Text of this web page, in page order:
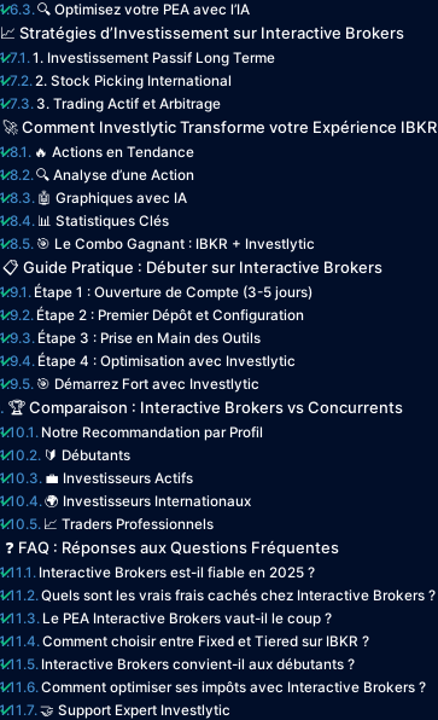
🔍 Optimisez votre PEA avec l’IA
📈 Stratégies d’Investissement sur Interactive Brokers
1. Investissement Passif Long Terme
2. Stock Picking International
3. Trading Actif et Arbitrage
🚀 Comment Investlytic Transforme votre Expérience IBKR
🔥 Actions en Tendance
🔍 Analyse d’une Action
🤖 Graphiques avec IA
📊 Statistiques Clés
🎯 Le Combo Gagnant : IBKR + Investlytic
📋 Guide Pratique : Débuter sur Interactive Brokers
Étape 1 : Ouverture de Compte (3-5 jours)
Étape 2 : Premier Dépôt et Configuration
Étape 3 : Prise en Main des Outils
Étape 4 : Optimisation avec Investlytic
🎯 Démarrez Fort avec Investlytic
🏆 Comparaison : Interactive Brokers vs Concurrents
Notre Recommandation par Profil
🔰 Débutants
💼 Investisseurs Actifs
🌍 Investisseurs Internationaux
📈 Traders Professionnels
❓ FAQ : Réponses aux Questions Fréquentes
Interactive Brokers est-il fiable en 2025 ?
Quels sont les vrais frais cachés chez Interactive Brokers ?
Le PEA Interactive Brokers vaut-il le coup ?
Comment choisir entre Fixed et Tiered sur IBKR ?
Interactive Brokers convient-il aux débutants ?
Comment optimiser ses impôts avec Interactive Brokers ?
🤝 Support Expert Investlytic